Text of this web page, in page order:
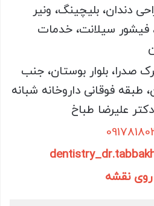
دندان، بلیچینگ، ونیر
فیشور سیلانت، خدمات
صدرا، بلوار بوستان، جنب
طبقه فوقانی داروخانه شبانه
علیرضا طباخ
نقشه